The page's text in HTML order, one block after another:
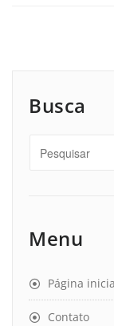
Busca
Menu
Página
Contato